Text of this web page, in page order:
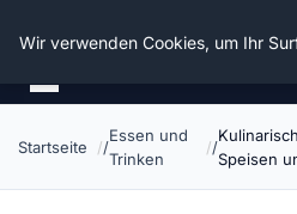
Die Schnitter
Startseite
Essen und
Trinken
Speisen
Wir verwenden Cookies, um Ihr